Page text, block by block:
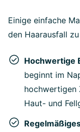
Einige einfache
den Haarausfall
Hochwertige
beginnt im
hochwertigen
Haut- und